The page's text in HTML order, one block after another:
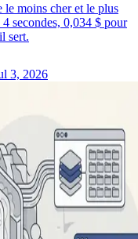
le moins cher et le plus
secondes, 0,034 $ pour
sert.
3, 2026